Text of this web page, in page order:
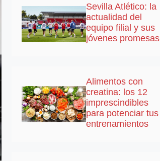
Sevilla Atlético: la
actualidad del
equipo filial y sus
jóvenes promesas
Alimentos con
creatina: los 12
imprescindibles
para potenciar tus
entrenamientos